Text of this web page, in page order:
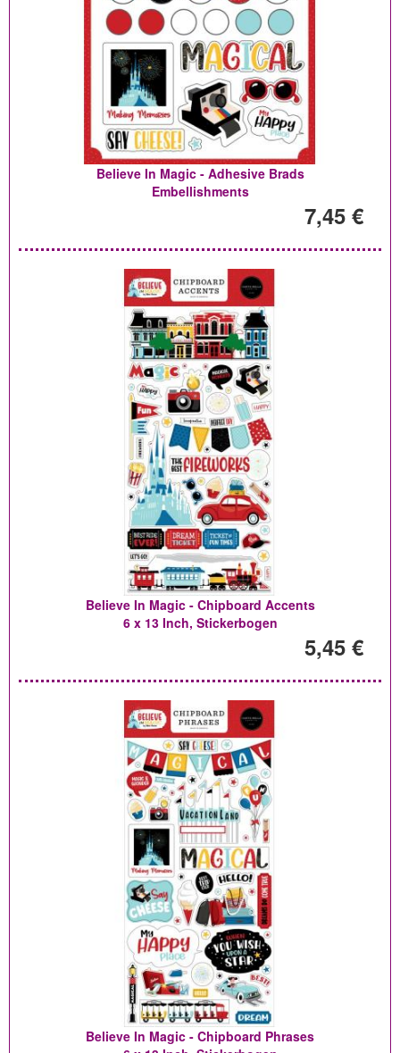
Believe In Magic - Adhesive Brads
Embellishments
7,45 €
Believe In Magic - Chipboard Accents
6 x 13 Inch, Stickerbogen
5,45 €
Believe In Magic - Chipboard Phrases